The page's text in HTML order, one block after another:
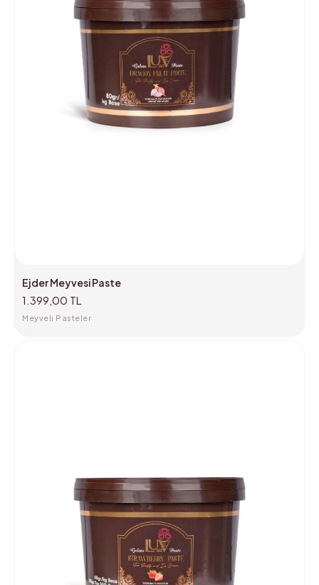
Ejder Meyvesi Paste
1.399,00 TL
Meyveli Pasteler